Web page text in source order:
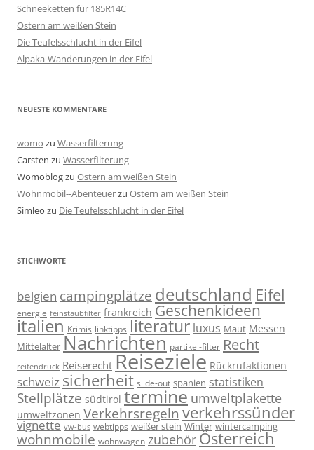
Schneeketten für 185R14C
Ostern am weißen Stein
Die Teufelsschlucht in der Eifel
Alpaka-Wanderungen in der Eifel
NEUESTE KOMMENTARE
womo zu Wasserfilterung
Carsten zu Wasserfilterung
Womoblogzu Ostern am weißen Stein
Wohnmobil--Abenteuerzu Ostern am weißen Stein
Simleo zu Die Teufelsschlucht in der Eifel
STICHWORTE
belgien campingplätze deutschland Eifel
energie feinstaubfilter frankreich Geschenkideen
italien Krimis linktipps literatur luxus Maut Messen
Mittelalter Nachrichten partikel-filter Recht
reifendruck Reiserecht Reiseziele Rückrufaktionen
schweiz sicherheit slide-out spanien statistiken
Stellplätze südtirol termine umweltplakette
umweltzonen Verkehrsregeln verkehrssünder
vignette vw-bus webtipps weißer stein Winter wintercamping
wohnmobile wohnwagen zubehör Österreich